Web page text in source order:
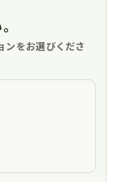
ンをお選びくださ